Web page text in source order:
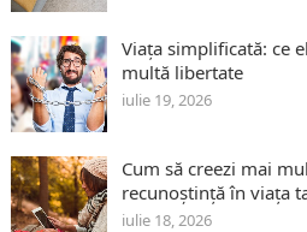
Viața simplificată: ce
multă libertate
iulie 19, 2026
Cum să creezi mai
recunoștință în viața
iulie 18, 2026